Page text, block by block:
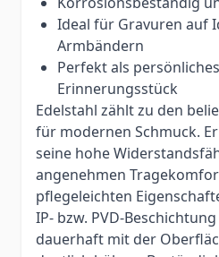
Ideal für Gravuren auf
Armbändern
Perfekt als
Erinnerungsstück
Edelstahl zählt zu den
für modernen Schmuck.
seine hohe
angenehmen
pflegeleichten
IP- bzw. PVD-
dauerhaft mit der